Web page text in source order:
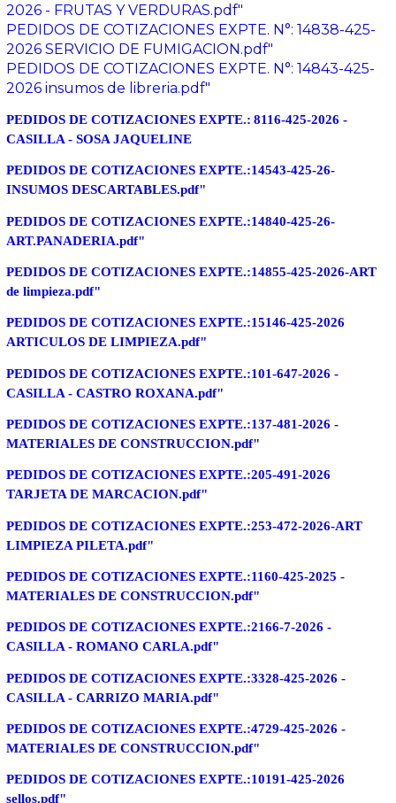
2026 - FRUTAS Y VERDURAS.pdf"
PEDIDOS DE COTIZACIONES EXPTE. N°: 14838-425-
2026 SERVICIO DE FUMIGACION.pdf"
PEDIDOS DE COTIZACIONES EXPTE. N°: 14843-425-
2026 insumos de libreria.pdf"
PEDIDOS DE COTIZACIONES EXPTE.: 8116-425-2026 -
CASILLA - SOSA JAQUELINE
PEDIDOS DE COTIZACIONES EXPTE.:14543-425-26-
INSUMOS DESCARTABLES.pdf"
PEDIDOS DE COTIZACIONES EXPTE.:14840-425-26-
ART.PANADERIA.pdf"
PEDIDOS DE COTIZACIONES EXPTE.:14855-425-2026-ART
de limpieza.pdf"
PEDIDOS DE COTIZACIONES EXPTE.:15146-425-2026
ARTICULOS DE LIMPIEZA.pdf"
PEDIDOS DE COTIZACIONES EXPTE.:101-647-2026 -
CASILLA - CASTRO ROXANA.pdf"
PEDIDOS DE COTIZACIONES EXPTE.:137-481-2026 -
MATERIALES DE CONSTRUCCION.pdf"
PEDIDOS DE COTIZACIONES EXPTE.:205-491-2026
TARJETA DE MARCACION.pdf"
PEDIDOS DE COTIZACIONES EXPTE.:253-472-2026-ART
LIMPIEZA PILETA.pdf"
PEDIDOS DE COTIZACIONES EXPTE.:1160-425-2025 -
MATERIALES DE CONSTRUCCION.pdf"
PEDIDOS DE COTIZACIONES EXPTE.:2166-7-2026 -
CASILLA - ROMANO CARLA.pdf"
PEDIDOS DE COTIZACIONES EXPTE.:3328-425-2026 -
CASILLA - CARRIZO MARIA.pdf"
PEDIDOS DE COTIZACIONES EXPTE.:4729-425-2026 -
MATERIALES DE CONSTRUCCION.pdf"
PEDIDOS DE COTIZACIONES EXPTE.:10191-425-2026
sellos.pdf"